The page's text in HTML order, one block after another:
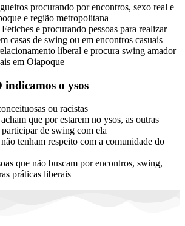
procurando por encontros, sexo real e
e região metropolitana
e procurando pessoas para realizar
casas de swing ou em encontros casuais
liberal e procura swing amador
em Oiapoque
o ysos
ou racistas
que por estarem no ysos, as outras
participar de swing com ela
não tenham respeito com a comunidade do
que não buscam por encontros, swing,
práticas liberais